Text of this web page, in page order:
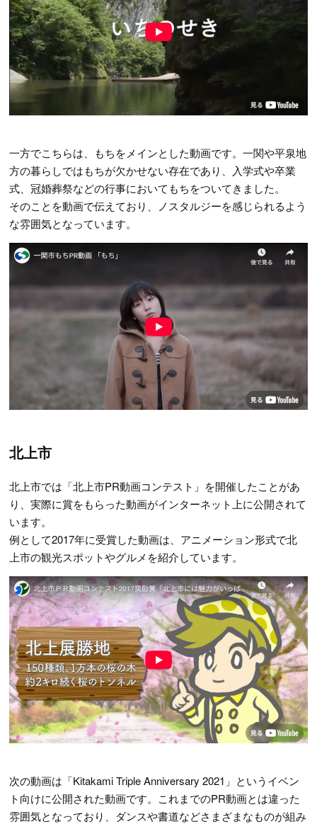
一方でこちらは、もちをメインとした動画です。一関や平泉地
方の暮らしではもちが欠かせない存在であり、入学式や卒業
式、冠婚葬祭などの行事においてもちをついてきました。
そのことを動画で伝えており、ノスタルジーを感じられるよう
な雰囲気となっています。
北上市
北上市では「北上市PR動画コンテスト」を開催したことがあ
り、実際に賞をもらった動画がインターネット上に公開されて
います。
例として2017年に受賞した動画は、アニメーション形式で北
上市の観光スポットやグルメを紹介しています。
次の動画は「Kitakami Triple Anniversary 2021」というイベン
ト向けに公開された動画です。これまでのPR動画とは違った
雰囲気となっており、ダンスや書道などさまざまなものが組み